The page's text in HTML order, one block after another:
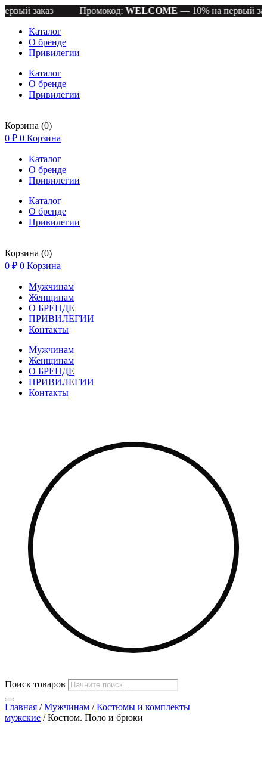
Промокод:WELCOME— 10% на первый заказ
Каталог
О бренде
Привилегии
Каталог
О бренде
Привилегии
Корзина (0)
0 ₽ 0 Корзина
Каталог
О бренде
Привилегии
Каталог
О бренде
Привилегии
Корзина (0)
0 ₽ 0 Корзина
Мужчинам
Женщинам
О БРЕНДЕ
ПРИВИЛЕГИИ
Контакты
Мужчинам
Женщинам
О БРЕНДЕ
ПРИВИЛЕГИИ
Контакты
Поиск товаров
Главная /Мужчинам /Костюмы и комплекты
мужские / Костюм. Поло и брюки